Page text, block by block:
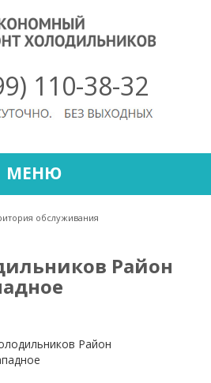
110-38-32
МЕНЮ
обслуживания
Район